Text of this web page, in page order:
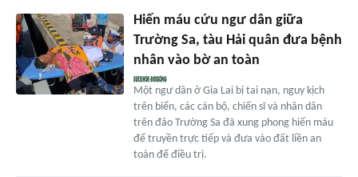
Hiến máu cứu ngư dân giữa
Trường Sa, tàu Hải quân đưa bệnh
nhân vào bờ an toàn
Một ngư dân ở Gia Lai bị tai nạn, nguy kịch
trên biển, các cán bộ, chiến sĩ và nhân dân
trên đảo Trường Sa đã xung phong hiến máu
để truyền trực tiếp và đưa vào đất liền an
toàn để điều trị.